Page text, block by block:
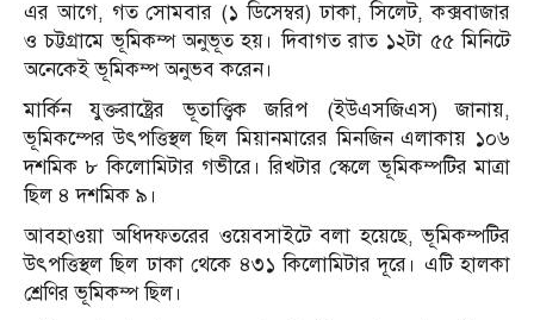
এর আগে, গত সোমবার (১ ডিসেম্বর) ঢাকা, সিলেট, কক্সবাজার
ও চট্টগ্রামে ভূমিকম্প অনুভূত হয়। দিবাগত রাত ১২টা ৫৫ মিনিটে
অনেকেই ভূমিকম্প অনুভব করেন।
মার্কিন যুক্তরাষ্ট্রের ভূতাত্ত্বিক জরিপ (ইউএসজিএস) জানায়,
ভূমিকম্পের উৎপত্তিস্থল ছিল মিয়ানমারের মিনজিন এলাকায় ১০৬
দশমিক ৮ কিলোমিটার গভীরে। রিখটার স্কেলে ভূমিকম্পটির মাত্রা
ছিল ৪ দশমিক ৯।
আবহাওয়া অধিদফতরের ওয়েবসাইটে বলা হয়েছে, ভূমিকম্পটির
উৎপত্তিস্থল ছিল ঢাকা থেকে ৪৩১ কিলোমিটার দূরে। এটি হালকা
শ্রেণির ভূমিকম্প ছিল।